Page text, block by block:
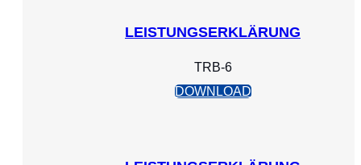
LEISTUNGSERKLÄRUNG
TRB-6
DOWNLOAD